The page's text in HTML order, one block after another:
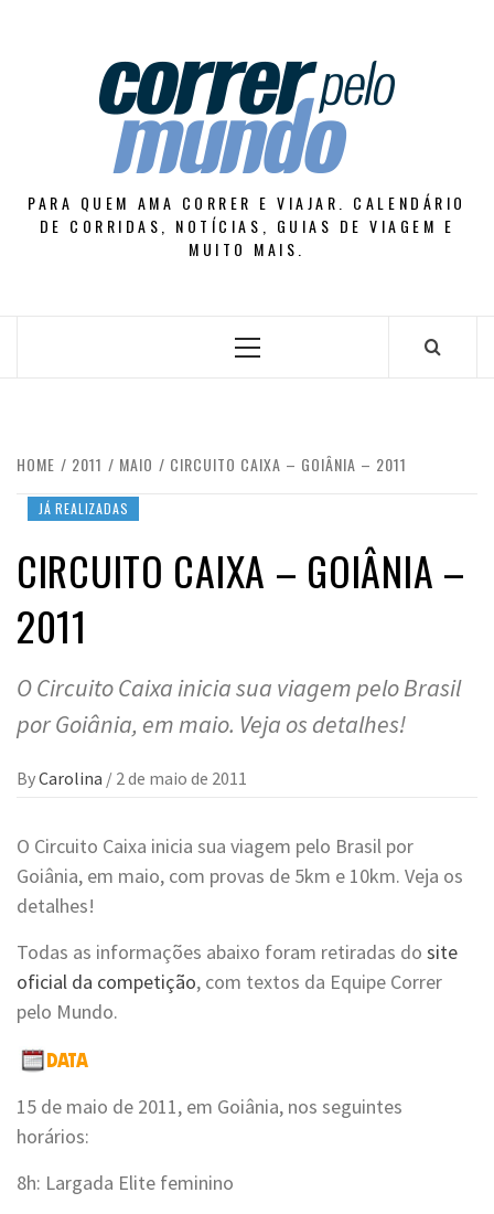
PARA QUEM AMA CORRER E VIAJAR. CALENDÁRIO
DE CORRIDAS, NOTÍCIAS, GUIAS DE VIAGEM E
MUITO MAIS.
Primary
HOME 2011 MAIO CIRCUITO CAIXA – GOIÂNIA – 2011
JÁ REALIZADAS
CIRCUITO CAIXA – GOIÂNIA –
2011
O Circuito Caixa inicia sua viagem pelo Brasil
por Goiânia, em maio. Veja os detalhes!
ByCarolina / 2 de maio de 2011
O Circuito Caixa inicia sua viagem pelo Brasil por
Goiânia, em maio, com provas de 5km e 10km. Veja os
detalhes!
Todas as informações abaixo foram retiradas do site
oficial da competição, com textos da Equipe Correr
pelo Mundo.
15 de maio de 2011, em Goiânia, nos seguintes
horários:
8h: Largada Elite feminino